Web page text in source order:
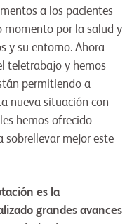
a los pacientes
momento por la salud y
y su entorno. Ahora
teletrabajo y hemos
permitiendo a
nueva situación con
hemos ofrecido
sobrellevar mejor este
es la
grandes avances